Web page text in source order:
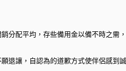
分配平均，存些備用金以備不時之需
退讓，自認為的道歉方式使伴侶感到